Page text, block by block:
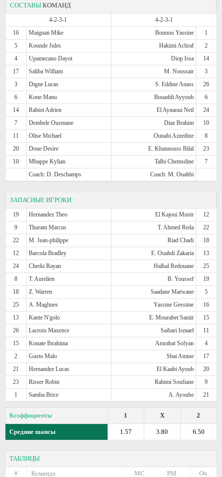
СОСТАВЫ КОМАНД
4-2-3-1
4-2-3-1
16
Maignan Mike Bounou Yassine
1
5
Kounde Jules Hakimi Achraf
2
4
Upamecano Dayot Diop Issa
14
17
Saliba William M. Noussair
3
3
Digne Lucas S. Eddine Anass
26
6
Kone Manu Bouaddi Ayyoub
6
14
Rabiot Adrien El Aynaoui Neil
24
7
Dembele Ousmane Diaz Brahim
10
11
Olise Michael Ounahi Azzedine
8
20
Doue Desire E. Khannouss Bilal
23
10
Mbappe Kylian Talbi Chemsdine
7
Coach: D. Deschamps
Coach: M. Ouahbi
ЗАПАСНЫЕ ИГРОКИ:
19 Hernandez Theo El Kajoui Munir
12
9
Thuram Marcus T. Ahmed Reda
22
22
M. Jean-philippe Riad Chadi
18
12
Barcola Bradley E. Ouahdi Zakaria
13
24
Cherki Rayan Halhal Redouane
25
8
T. Aurelien B. Youssef
19
18
Z. Warren Saadane Marwane
5
25
A. Maghnes Yassine Gessime
16
13
Kante N'golo E. Mourabet Samir
15
26
Lacroix Maxence Saibari Ismael
11
15
Konate Ibrahima Amrabat Sofyan
4
2
Gusto Malo Sbai Amine
17
21
Hernandez Lucas El Kaabi Ayoub
20
23
Risser Robin Rahimi Soufiane
9
1
Samba Brice A. Ayoube 21
Коэффициенты 2
X
1
Средние шансы 6.50
3.80
1.57
ТАБЛИЦЫ
#
Команда Оч.
РМ
МС